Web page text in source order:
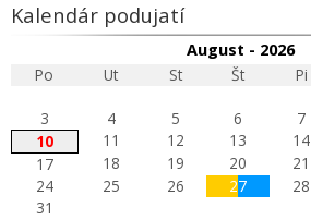
Kalendár podujatí
August - 2026
Po
Ut St Št Pi
3
4 5 6 7
10
11 12 13 14
17
18 19 20 21
24
25 26 27 28
31